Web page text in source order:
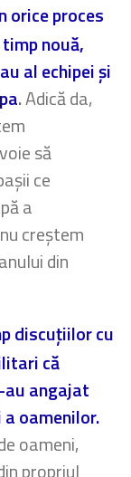
orice proces
nouă,
al echipei și
.Adică da,
să
ce
a
creștem
din
discuțiilor cu
că
au angajat
oamenilor.
oameni,